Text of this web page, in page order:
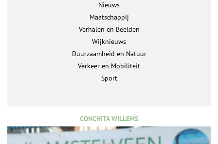
Nieuws
Maatschappij
Verhalen en Beelden
Wijknieuws
Duurzaamheid en Natuur
Verkeer en Mobiliteit
Sport
CONCHITA WILLEMS